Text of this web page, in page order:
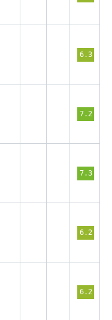
6.3
7.2
7.3
6.2
6.2